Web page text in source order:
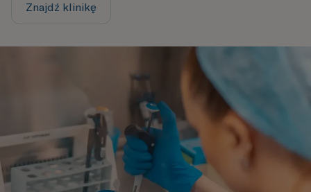
Znajdź klinikę